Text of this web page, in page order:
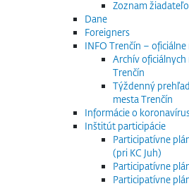
Zoznam
Dane
Foreigners
INFO Trenčín –
Archív
Trenčín
Týždenný
mesta Trenčín
Informácie o
Inštitút participácie
Participatívne
(pri KC Juh)
Participatívne
Participatívne